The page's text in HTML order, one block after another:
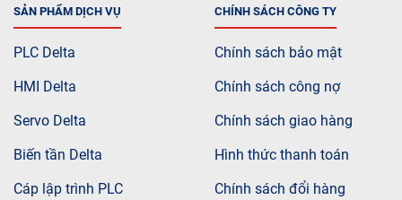
SẢN PHẨM DỊCH VỤ
PLC Delta
HMI Delta
Servo Delta
Biến tần Delta
Cáp lập trình PLC
CHÍNH SÁCH CÔNG TY
Chính sách bảo mật
Chính sách công nợ
Chính sách giao hàng
Hình thức thanh toán
Chính sách đổi hàng